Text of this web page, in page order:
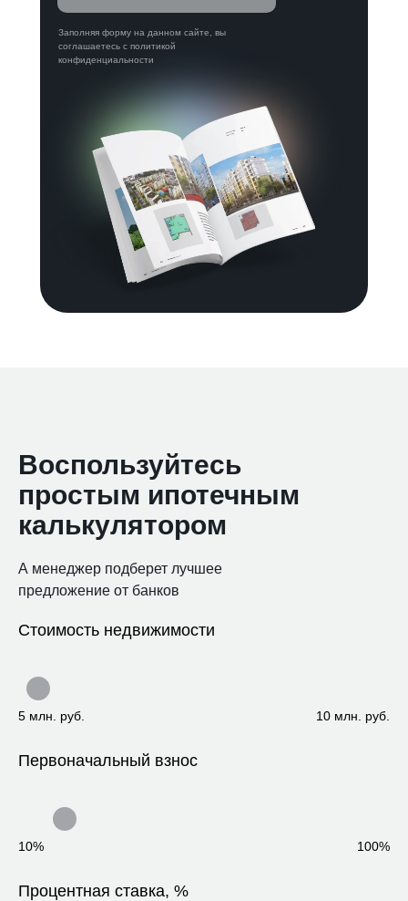
Заполняя форму на данном сайте, вы
соглашаетесь с политикой
конфиденциальности
Воспользуйтесь
простым ипотечным
калькулятором
А менеджер подберет лучшее
предложение от банков
Стоимость недвижимости
5 млн. руб. 10 млн. руб.
Первоначальный взнос
10% 100%
Процентная ставка, %